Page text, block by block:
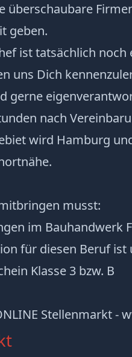
überschaubare
geben.
ist tatsächlich noch
uns Dich
gerne
nach
wird Hamburg
musst:
im Bauhandwerk
für diesen Beruf ist
Klasse 3 bzw. B
Stellenmarkt -